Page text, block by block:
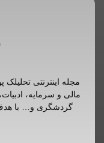
مجله اینترنتی تحلیلک
مالی و سرمایه،
گردشگری و… با